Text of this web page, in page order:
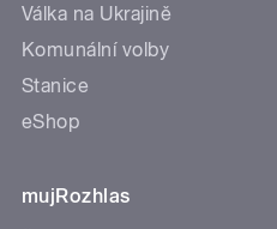
Válka na Ukrajině
Komunální volby
Stanice
eShop
mujRozhlas